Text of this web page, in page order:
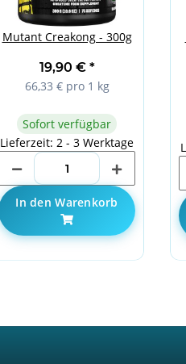
Mutant Creakong - 300g
19,90 € *
66,33 € pro 1 kg
Sofort verfügbar
Lieferzeit: 2 - 3 Werktage
In den Warenkorb